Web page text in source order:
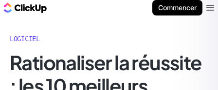
Commencer
LOGICIEL
Rationaliser la réussite